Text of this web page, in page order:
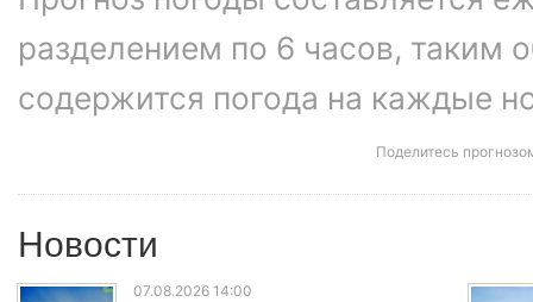
разделением по 6 часов, таким
содержится погода на каждые
Поделитесь
Новости
07.08.2026 14:00